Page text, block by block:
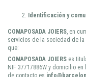
Identificación y
COMAPOSADA JOIERS, en
servicios de la sociedad de
que:
COMAPOSADA JOIERS es
NIF 37717886W y domicilio
de contacto es